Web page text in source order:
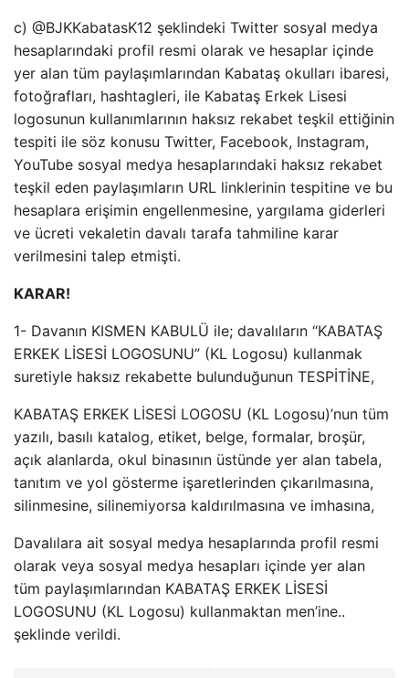
c) @BJKKabatasK12 şeklindeki Twitter sosyal medya
hesaplarındaki profil resmi olarak ve hesaplar içinde
yer alan tüm paylaşımlarından Kabataş okulları ibaresi,
fotoğrafları, hashtagleri, ile Kabataş Erkek Lisesi
logosunun kullanımlarının haksız rekabet teşkil ettiğinin
tespiti ile söz konusu Twitter, Facebook, Instagram,
YouTube sosyal medya hesaplarındaki haksız rekabet
teşkil eden paylaşımların URL linklerinin tespitine ve bu
hesaplara erişimin engellenmesine, yargılama giderleri
ve ücreti vekaletin davalı tarafa tahmiline karar
verilmesini talep etmişti.
KARAR!
1- Davanın KISMEN KABULÜ ile; davalıların “KABATAŞ
ERKEK LİSESİ LOGOSUNU” (KL Logosu) kullanmak
suretiyle haksız rekabette bulunduğunun TESPİTİNE,
KABATAŞ ERKEK LİSESİ LOGOSU (KL Logosu)’nun tüm
yazılı, basılı katalog, etiket, belge, formalar, broşür,
açık alanlarda, okul binasının üstünde yer alan tabela,
tanıtım ve yol gösterme işaretlerinden çıkarılmasına,
silinmesine, silinemiyorsa kaldırılmasına ve imhasına,
Davalılara ait sosyal medya hesaplarında profil resmi
olarak veya sosyal medya hesapları içinde yer alan
tüm paylaşımlarından KABATAŞ ERKEK LİSESİ
LOGOSUNU (KL Logosu) kullanmaktan men’ine..
şeklinde verildi.